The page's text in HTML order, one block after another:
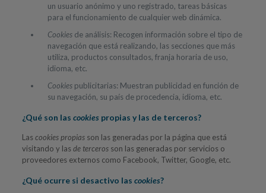
un usuario anónimo y uno registrado, tareas básicas
para el funcionamiento de cualquier web dinámica.
Cookiesde análisis: Recogen información sobre el tipo de
navegación que está realizando, las secciones que más
utiliza, productos consultados, franja horaria de uso,
idioma, etc.
Cookiespublicitarias: Muestran publicidad en función de
su navegación, su país de procedencia, idioma, etc.
¿Qué son las cookies propias y las de terceros?
Lascookies propiasson las generadas por la página que está
visitando y lasde tercerosson las generadas por servicios o
proveedores externos como Facebook, Twitter, Google, etc.
¿Qué ocurre si desactivo las cookies?